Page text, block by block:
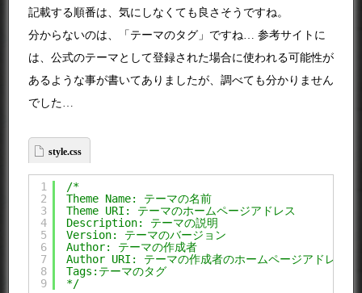
記載する順番は、気にしなくても良さそうですね。
分からないのは、「テーマのタグ」ですね… 参考サイトに
は、公式のテーマとして登録された場合に使われる可能性が
あるような事が書いてありましたが、調べても分かりません
でした…
style.css
1
2
3
4
5
6
7
8
9
/*
Theme Name: テーマの名前
Theme URI: テーマのホームページアドレス
Description: テーマの説明
Version: テーマのバージョン
Author: テーマの作成者
Author URI: テーマの作成者のホームページアドレス
Tags:テーマのタグ
*/